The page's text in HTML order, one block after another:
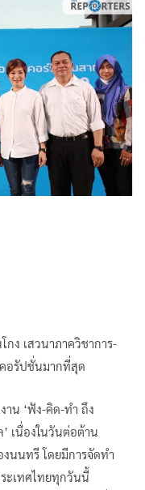
กง เสวนาภาควิชาการ-
อรัปชั่นมากที่สุด
าน ‘ฟัง-คิด-ทำ ถึง
เนื่องในวันต่อต้าน
นนทรี โดยมีการจัดทำ
ะเทศไทยทุกวันนี้